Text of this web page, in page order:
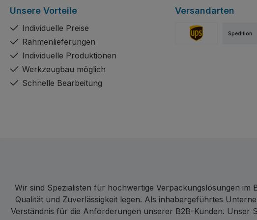
Unsere Vorteile
Individuelle Preise
Rahmenlieferungen
Individuelle Produktionen
Werkzeugbau möglich
Schnelle Bearbeitung
Versandarten
Spedition
Wir sind Spezialisten für hochwertige Verpackungslösungen
Qualität und Zuverlässigkeit legen. Als inhabergeführtes
Verständnis für die Anforderungen unserer B2B-Kunden. Unser